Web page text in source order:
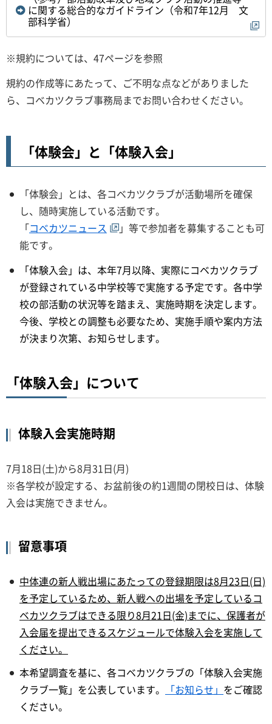
に関する総合的なガイドライン（令和7年12月 文
部科学省）
※規約については、47ページを参照
規約の作成等にあたって、ご不明な点などがありました
ら、コベカツクラブ事務局までお問い合わせください。
「体験会」と「体験入会」
「体験会」とは、各コベカツクラブが活動場所を確保
し、随時実施している活動です。
「コベカツニュース
」等で参加者を募集することも可
能です。
「体験入会」は、本年7月以降、実際にコベカツクラブ
が登録されている中学校等で実施する予定です。各中学
校の部活動の状況等を踏まえ、実施時期を決定します。
今後、学校との調整も必要なため、実施手順や案内方法
が決まり次第、お知らせします。
「体験入会」について
体験入会実施時期
7月18日(土)から8月31日(月)
※各学校が設定する、お盆前後の約1週間の閉校日は、体験
入会は実施できません。
留意事項
中体連の新人戦出場にあたっての登録期限は8月23日(日)
を予定しているため、新人戦への出場を予定しているコ
ベカツクラブはできる限り8月21日(金)までに、保護者が
入会届を提出できるスケジュールで体験入会を実施して
ください。
本希望調査を基に、各コベカツクラブの「体験入会実施
クラブ一覧」を公表しています。
「お知らせ」 をご確認
ください。